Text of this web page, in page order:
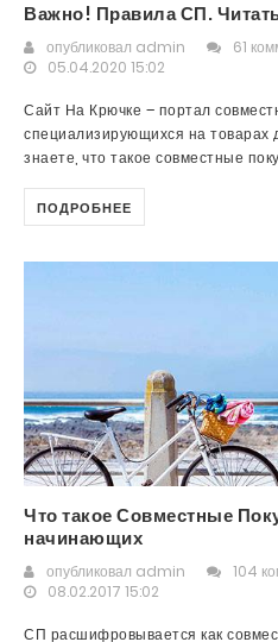
Важно! Правила СП.
опубликовал admin
61
05.04.2020 15:02
Сайт На Крючке – портал
специализирующихся на товарах
знаете, что такое совместные
ПОДРОБНЕЕ
Что такое Совместные
начинающих
опубликовал admin
104
08.02.2017 15:02
СП расшифровывается как